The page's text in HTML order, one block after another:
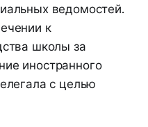
ведомостей.
к
школы за
иностранного
с целью